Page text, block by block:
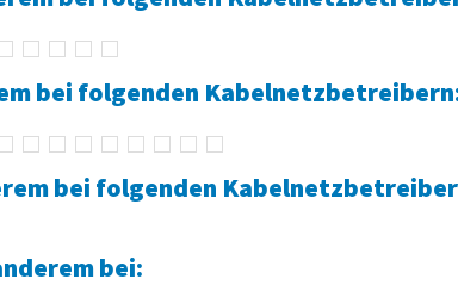
bei folgenden
bei folgenden
bei: